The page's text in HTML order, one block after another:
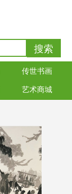
传世书画
艺术商城